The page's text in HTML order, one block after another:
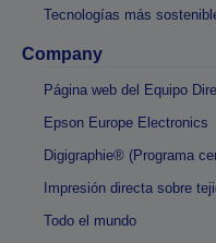
Tecnologías más
Company
Página web del Equipo
Epson Europe Electronics
Digigraphie® (Programa
Impresión directa sobre
Todo el mundo